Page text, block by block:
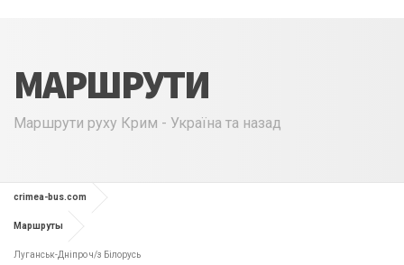
МАРШРУТИ
Маршрути руху Крим - Україна та назад
crimea-bus.com
Маршруты
Луганськ-Дніпро ч/з Білорусь